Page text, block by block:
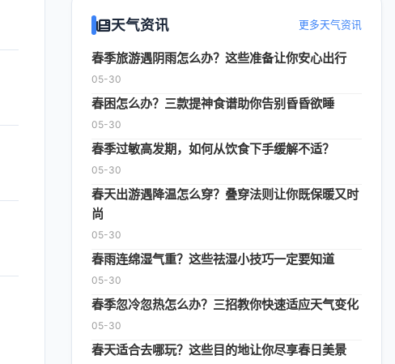
天气资讯 更多天气资讯
春季旅游遇阴雨怎么办？这些准备让你安心出行
05-30
春困怎么办？三款提神食谱助你告别昏昏欲睡
05-30
春季过敏高发期，如何从饮食下手缓解不适？
05-30
春天出游遇降温怎么穿？叠穿法则让你既保暖又时
尚
05-30
春雨连绵湿气重？这些祛湿小技巧一定要知道
05-30
春季忽冷忽热怎么办？三招教你快速适应天气变化
05-30
春天适合去哪玩？这些目的地让你尽享春日美景